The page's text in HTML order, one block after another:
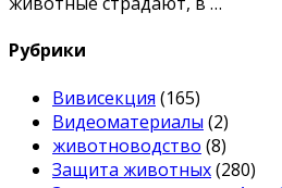
Рубрики
Вивисекция (165)
Видеоматериалы (2)
животноводство (8)
Защита животных(280)